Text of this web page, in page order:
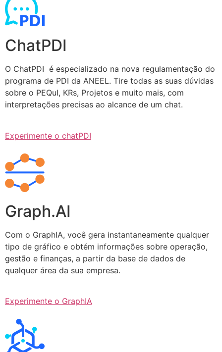
ChatPDI
O ChatPDI é especializado na nova regulamentação do
programa de PDI da ANEEL. Tire todas as suas dúvidas
sobre o PEQuI, KRs, Projetos e muito mais, com
interpretações precisas ao alcance de um chat.
Experimente o chatPDI
Graph.AI
Com o GraphIA, você gera instantaneamente qualquer
tipo de gráfico e obtém informações sobre operação,
gestão e finanças, a partir da base de dados de
qualquer área da sua empresa.
Experimente o GraphIA